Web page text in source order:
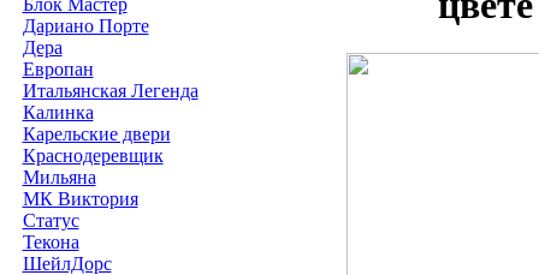
Блок Мастер
Дариано Порте
Дера
Европан
Итальянская Легенда
Калинка
Карельские двери
Краснодеревщик
Мильяна
МК Виктория
Статус
Текона
ШейлДорс